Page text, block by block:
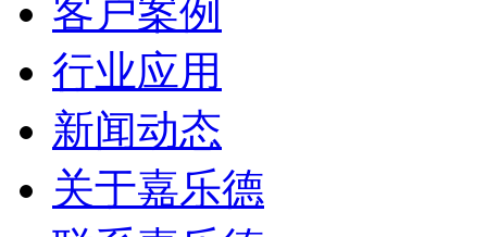
客户案例
行业应用
新闻动态
关于嘉乐德